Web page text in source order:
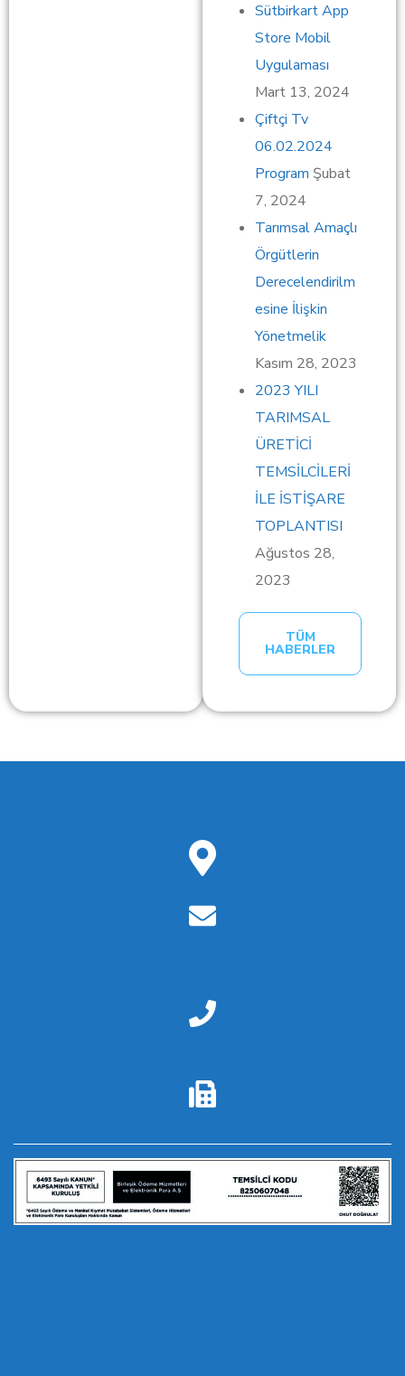
Sütbirkart App
Store Mobil
Uygulaması
Mart 13, 2024
Çiftçi Tv
06.02.2024
Program Şubat
7, 2024
Tarımsal Amaçlı
Örgütlerin
Derecelendirilm
esine İlişkin
Yönetmelik
Kasım 28, 2023
2023 YILI
TARIMSAL
ÜRETİCİ
TEMSİLCİLERİ
İLE İSTİŞARE
TOPLANTISI
Ağustos 28,
2023
TÜM
HABERLER